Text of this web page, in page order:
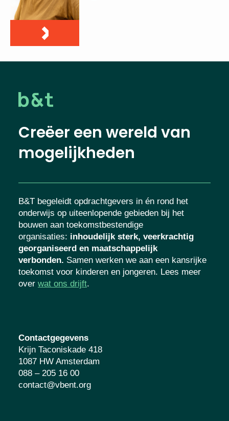
Creëer een wereld van
mogelijkheden
B&T begeleidt opdrachtgevers in én rond het
onderwijs op uiteenlopende gebieden bij het
bouwen aan toekomstbestendige
organisaties: inhoudelijk sterk, veerkrachtig
georganiseerd en maatschappelijk
verbonden. Samen werken we aan een kansrijke
toekomst voor kinderen en jongeren. Lees meer
over wat ons drijft.
Contactgegevens
Krijn Taconiskade 418
1087 HW Amsterdam
088 – 205 16 00
contact@vbent.org